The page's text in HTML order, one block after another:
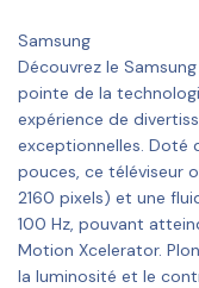
Samsung
Découvrez le
pointe de la
expérience de
exceptionnelles. Doté
pouces, ce téléviseur
2160 pixels) et une
100 Hz, pouvant
Motion Xcelerator.
la luminosité et le